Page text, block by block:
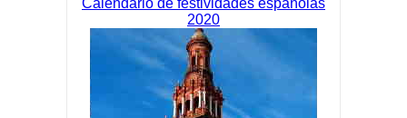
Calendario de festividades españolas
2020